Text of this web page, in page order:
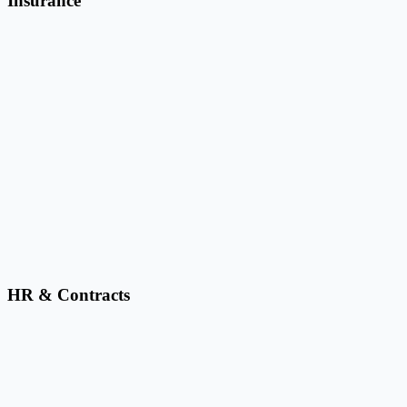
completed insurance form PDF per row.
HR & Contracts